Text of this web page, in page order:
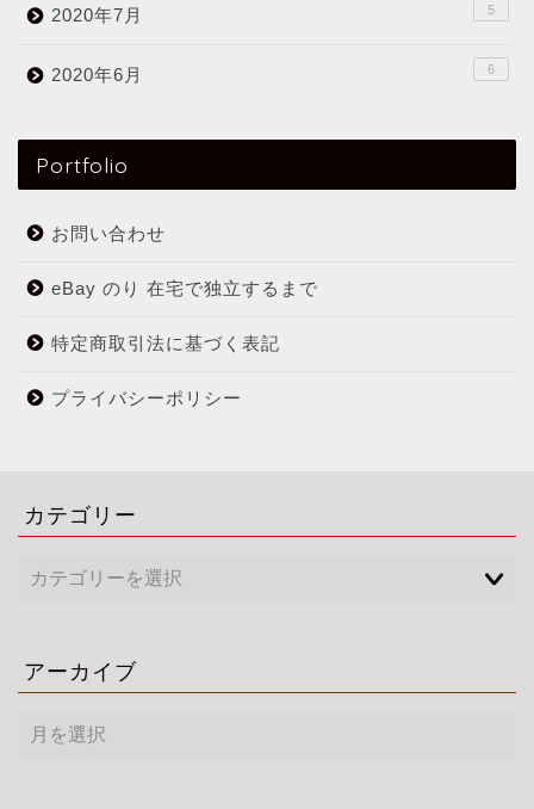
2020年7月 5
2020年6月 6
Portfolio
お問い合わせ
eBay のり 在宅で独立するまで
特定商取引法に基づく表記
プライバシーポリシー
カテゴリー
アーカイブ
ー